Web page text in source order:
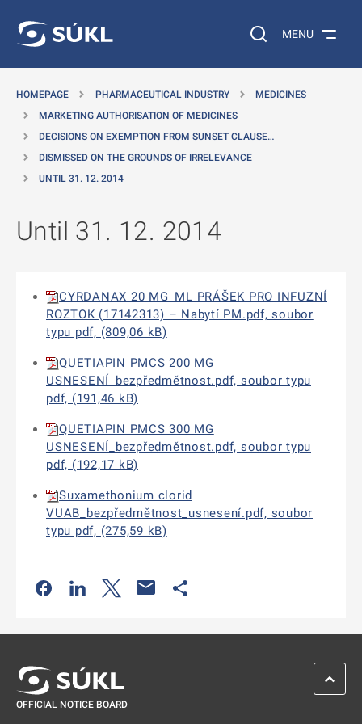
Search on the web…
MENU
HOMEPAGE PHARMACEUTICAL INDUSTRY
MEDICINES
MARKETING AUTHORISATION OF MEDICINES
DECISIONS ON EXEMPTION FROM SUNSET CLAUSE…
DISMISSED ON THE GROUNDS OF IRRELEVANCE
UNTIL 31. 12. 2014
Until 31. 12. 2014
CYRDANAX 20 MG_ML PRÁŠEK PRO INFUZNÍ
ROZTOK (17142313) – Nabytí PM.pdf, soubor
typu pdf, (809,06 kB)
QUETIAPIN PMCS 200 MG
USNESENÍ_bezpředmětnost.pdf, soubor typu
pdf, (191,46 kB)
QUETIAPIN PMCS 300 MG
USNESENÍ_bezpředmětnost.pdf, soubor typu
pdf, (192,17 kB)
Suxamethonium clorid
VUAB_bezpředmětnost_usnesení.pdf, soubor
typu pdf, (275,59 kB)
Odkaz se otevře na nové kartě
Odkaz se otevře na nové kartě
Odkaz se otevře na nové kartě
OFFICIAL NOTICE BOARD